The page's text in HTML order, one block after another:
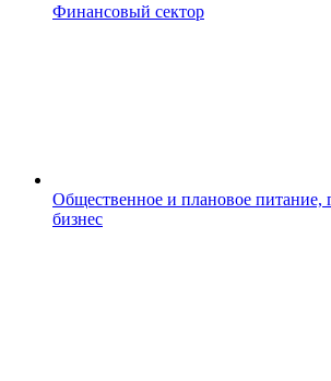
Финансовый сектор
Общественное и плановое питание,
бизнес